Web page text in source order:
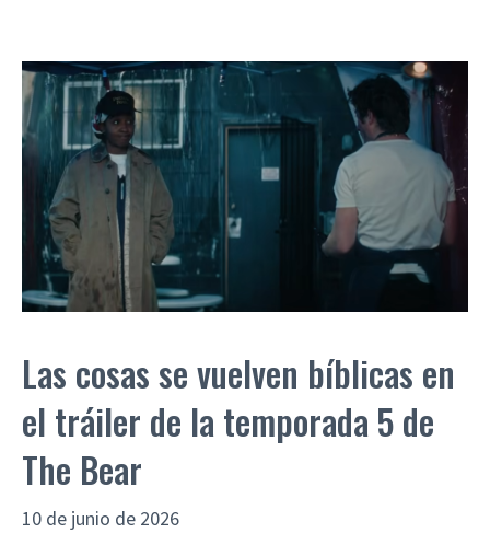
Las cosas se vuelven bíblicas en
el tráiler de la temporada 5 de
The Bear
10 de junio de 2026